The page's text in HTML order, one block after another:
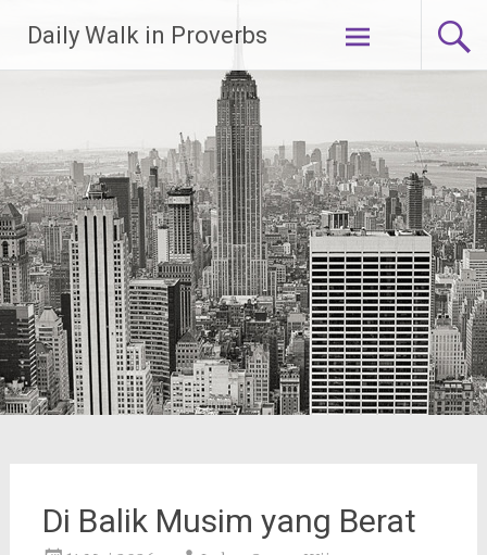
konten
Daily Walk in Proverbs
Di Balik Musim yang Berat